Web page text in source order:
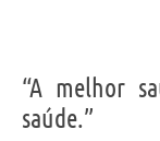
“A melhor
saúde.”